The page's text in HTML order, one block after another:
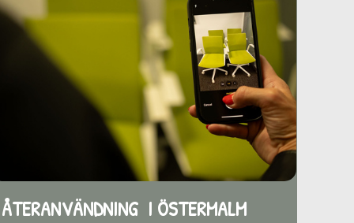
ÅTERANVÄNDNING I ÖSTERMALM